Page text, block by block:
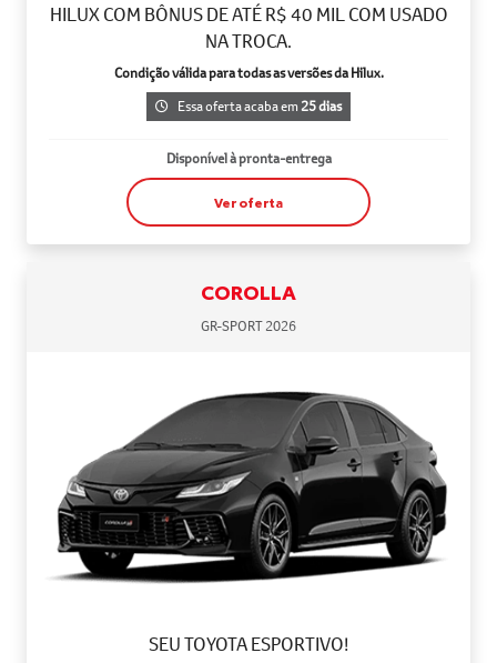
HILUX COM BÔNUS DE ATÉ R$ 40 MIL COM USADO
NA TROCA.
Condição válida para todas as versões da Hilux.
Essa oferta acaba em25 dias
Disponível à pronta-entrega
Ver oferta
COROLLA
GR-SPORT 2026
SEU TOYOTA ESPORTIVO!